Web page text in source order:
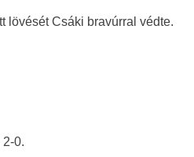
lövését Csáki bravúrral védte.
0.